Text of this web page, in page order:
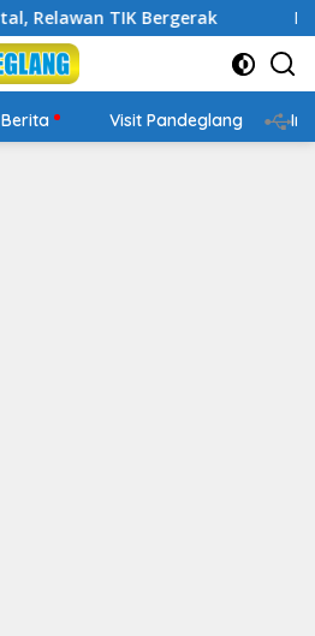
TIK Bergerak Mengenal
Visit Pandeglang